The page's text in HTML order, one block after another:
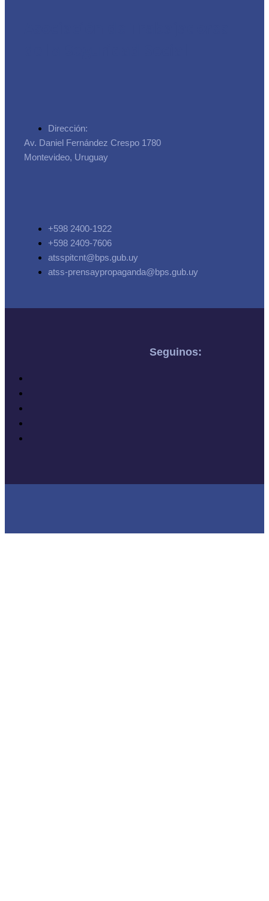
Dirección:
Av. Daniel Fernández Crespo 1780
Montevideo, Uruguay
+598 2400-1922
+598 2409-7606
atsspitcnt@bps.gub.uy
atss-prensaypropaganda@bps.gub.uy
Seguinos: